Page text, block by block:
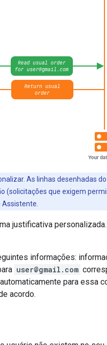
As linhas desenhadas do
(solicitações que exigem
justificativa
informações:
user@gmail.com
para essa
acordo.